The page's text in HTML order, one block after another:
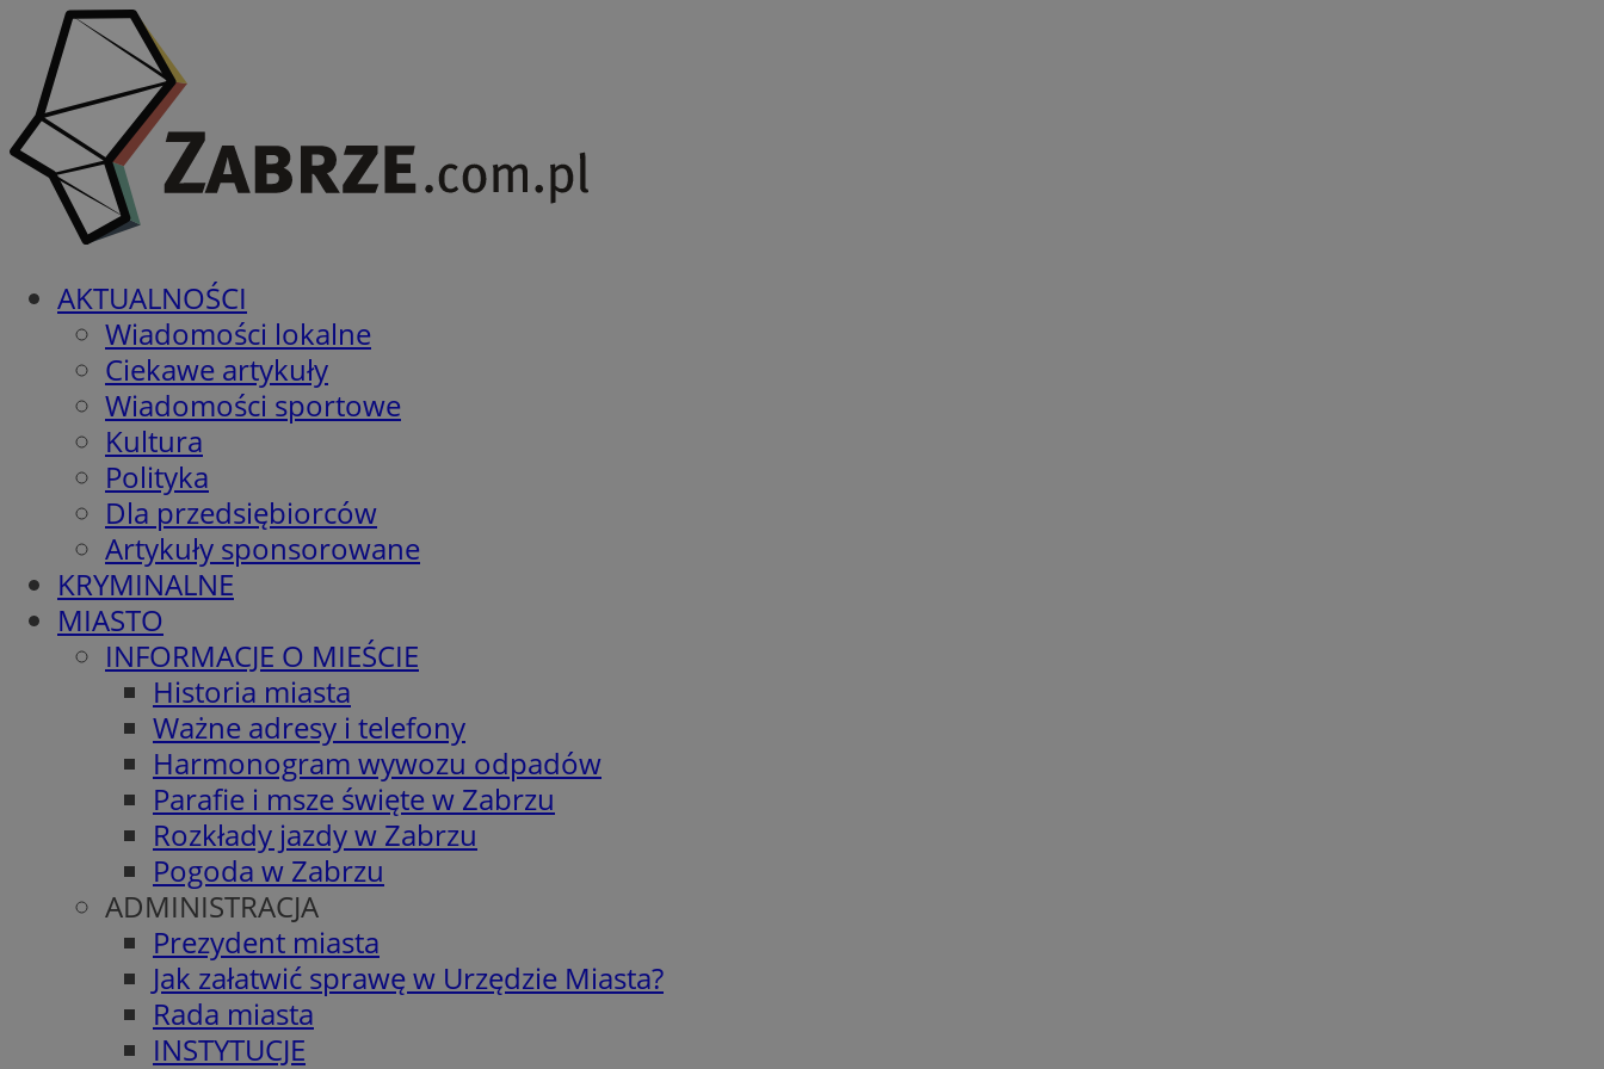
AKTUALNOŚCI
Wiadomości lokalne
Ciekawe artykuły
Wiadomości sportowe
Kultura
Polityka
Dla przedsiębiorców
Artykuły sponsorowane
KRYMINALNE
MIASTO
INFORMACJE O MIEŚCIE
Historia miasta
Ważne adresy i telefony
Harmonogram wywozu odpadów
Parafie i msze święte w Zabrzu
Rozkłady jazdy w Zabrzu
Pogoda w Zabrzu
ADMINISTRACJA
Prezydent miasta
Jak załatwić sprawę w Urzędzie Miasta?
Rada miasta
INSTYTUCJE